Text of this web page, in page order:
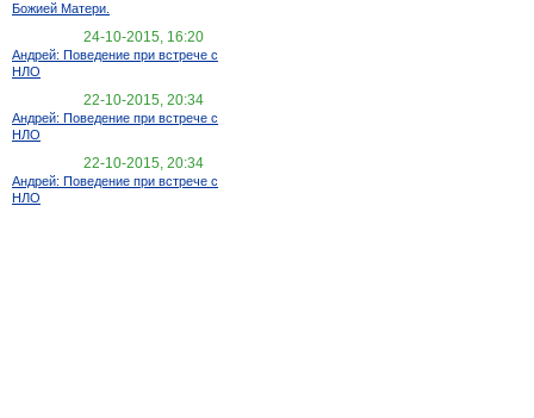
Божией Матери.
24-10-2015, 16:20
Андрей: Поведение при встрече с
НЛО
22-10-2015, 20:34
Андрей: Поведение при встрече с
НЛО
22-10-2015, 20:34
Андрей: Поведение при встрече с
НЛО